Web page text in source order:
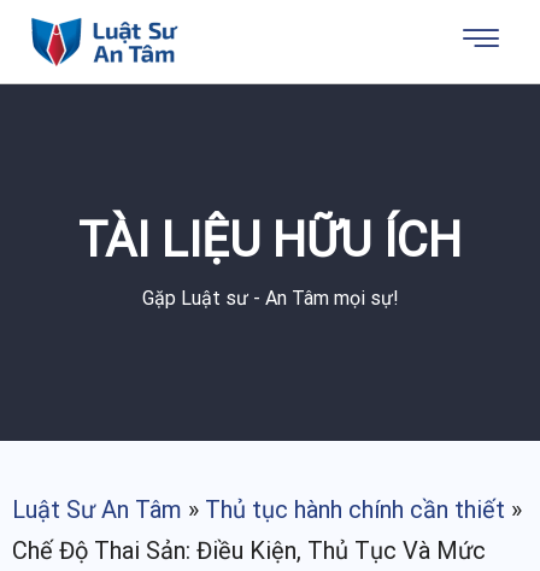
TÀI LIỆU HỮU ÍCH
Gặp Luật sư - An Tâm mọi sự!
Luật Sư An Tâm » Thủ tục hành chính cần thiết »
Chế Độ Thai Sản: Điều Kiện, Thủ Tục Và Mức